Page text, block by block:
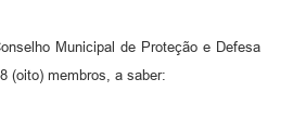
Municipal de Proteção e Defesa
(oito) membros, a saber: